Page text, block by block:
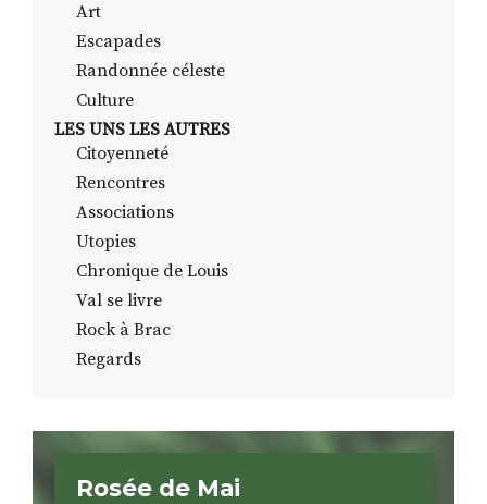
Art
Escapades
Randonnée céleste
Culture
LES UNS LES AUTRES
Citoyenneté
Rencontres
Associations
Utopies
Chronique de Louis
Val se livre
Rock à Brac
Regards
Rosée de Mai